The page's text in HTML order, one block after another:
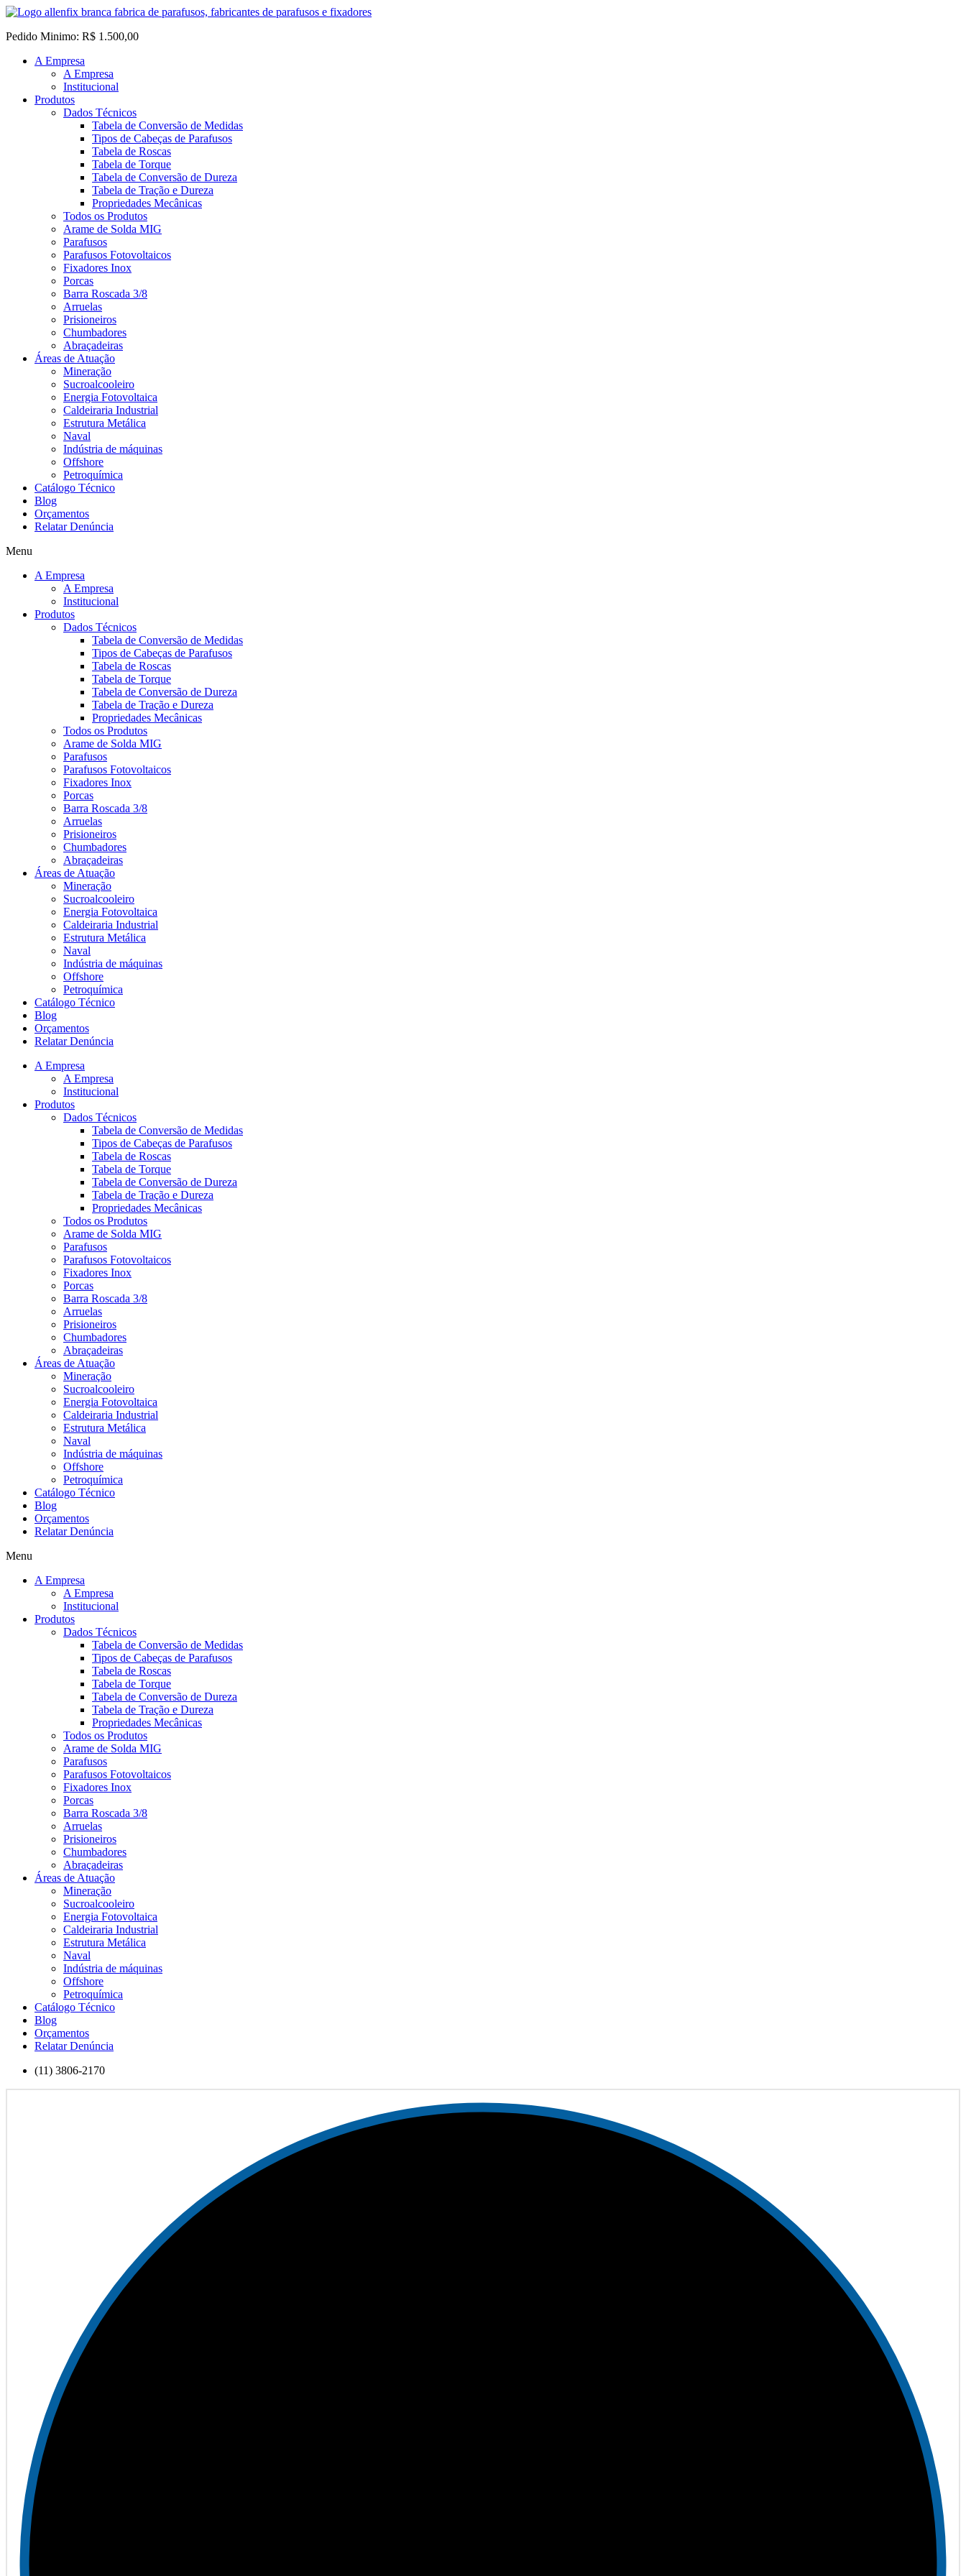
Pedido Minimo: R$ 1.500,00
A Empresa
A Empresa
Institucional
Produtos
Dados Técnicos
Tabela de Conversão de Medidas
Tipos de Cabeças de Parafusos
Tabela de Roscas
Tabela de Torque
Tabela de Conversão de Dureza
Tabela de Tração e Dureza
Propriedades Mecânicas
Todos os Produtos
Arame de Solda MIG
Parafusos
Parafusos Fotovoltaicos
Fixadores Inox
Porcas
Barra Roscada 3/8
Arruelas
Prisioneiros
Chumbadores
Abraçadeiras
Áreas de Atuação
Mineração
Sucroalcooleiro
Energia Fotovoltaica
Caldeiraria Industrial
Estrutura Metálica
Naval
Indústria de máquinas
Offshore
Petroquímica
Catálogo Técnico
Blog
Orçamentos
Relatar Denúncia
Menu
A Empresa
A Empresa
Institucional
Produtos
Dados Técnicos
Tabela de Conversão de Medidas
Tipos de Cabeças de Parafusos
Tabela de Roscas
Tabela de Torque
Tabela de Conversão de Dureza
Tabela de Tração e Dureza
Propriedades Mecânicas
Todos os Produtos
Arame de Solda MIG
Parafusos
Parafusos Fotovoltaicos
Fixadores Inox
Porcas
Barra Roscada 3/8
Arruelas
Prisioneiros
Chumbadores
Abraçadeiras
Áreas de Atuação
Mineração
Sucroalcooleiro
Energia Fotovoltaica
Caldeiraria Industrial
Estrutura Metálica
Naval
Indústria de máquinas
Offshore
Petroquímica
Catálogo Técnico
Blog
Orçamentos
Relatar Denúncia
A Empresa
A Empresa
Institucional
Produtos
Dados Técnicos
Tabela de Conversão de Medidas
Tipos de Cabeças de Parafusos
Tabela de Roscas
Tabela de Torque
Tabela de Conversão de Dureza
Tabela de Tração e Dureza
Propriedades Mecânicas
Todos os Produtos
Arame de Solda MIG
Parafusos
Parafusos Fotovoltaicos
Fixadores Inox
Porcas
Barra Roscada 3/8
Arruelas
Prisioneiros
Chumbadores
Abraçadeiras
Áreas de Atuação
Mineração
Sucroalcooleiro
Energia Fotovoltaica
Caldeiraria Industrial
Estrutura Metálica
Naval
Indústria de máquinas
Offshore
Petroquímica
Catálogo Técnico
Blog
Orçamentos
Relatar Denúncia
Menu
A Empresa
A Empresa
Institucional
Produtos
Dados Técnicos
Tabela de Conversão de Medidas
Tipos de Cabeças de Parafusos
Tabela de Roscas
Tabela de Torque
Tabela de Conversão de Dureza
Tabela de Tração e Dureza
Propriedades Mecânicas
Todos os Produtos
Arame de Solda MIG
Parafusos
Parafusos Fotovoltaicos
Fixadores Inox
Porcas
Barra Roscada 3/8
Arruelas
Prisioneiros
Chumbadores
Abraçadeiras
Áreas de Atuação
Mineração
Sucroalcooleiro
Energia Fotovoltaica
Caldeiraria Industrial
Estrutura Metálica
Naval
Indústria de máquinas
Offshore
Petroquímica
Catálogo Técnico
Blog
Orçamentos
Relatar Denúncia
(11) 3806-2170